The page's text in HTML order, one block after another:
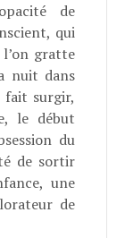
de
qui
gratte
nuit dans
fait surgir,
le début
du
de sortir
une
de